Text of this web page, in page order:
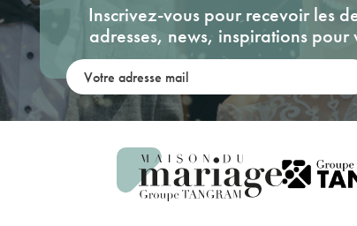
Inscrivez-vous pour recevoir les
adresses, news, inspirations pour
Votre adresse mail: